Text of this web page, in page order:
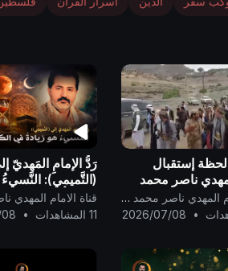
إستقبال
ناصر محمد
قناة الامام المهدي ناصر محمد اليماني
•
2026/07/08
رَدُّ الإمامِ المَهديّ
(التَّميمي): النَّسيءُ
في الكُفْر ..
11 المشاهدات
•